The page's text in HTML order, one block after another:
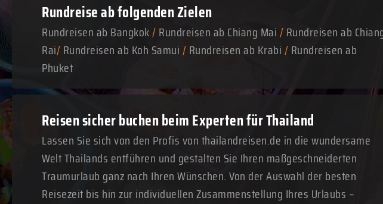
Rundreise ab folgenden Zielen
Rundreisen ab Bangkok/Rundreisen ab Chiang Mai/Rundreisen ab
Rai/Rundreisen ab Koh Samui/Rundreisen ab Krabi/Rundreisen ab
Phuket
Reisen sicher buchen beim Experten für Thailand
Lassen Sie sich von den Profis von thailandreisen.de in die wundersame
Welt Thailands entführen und gestalten Sie Ihren maßgeschneiderten
Traumurlaub ganz nach Ihren Wünschen. Von der Auswahl der besten
Reisezeit bis hin zur individuellen Zusammenstellung Ihres Urlaubs –